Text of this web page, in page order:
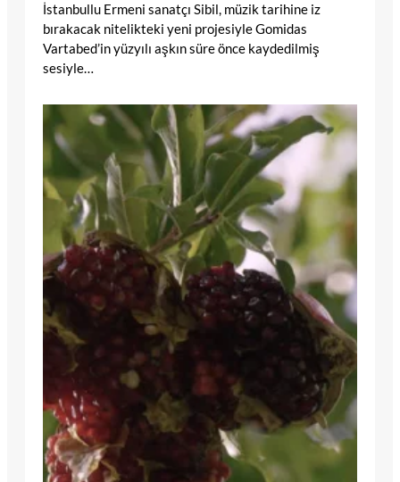
İstanbullu Ermeni sanatçı Sibil, müzik tarihine iz
bırakacak nitelikteki yeni projesiyle Gomidas
Vartabed’in yüzyılı aşkın süre önce kaydedilmiş
sesiyle…